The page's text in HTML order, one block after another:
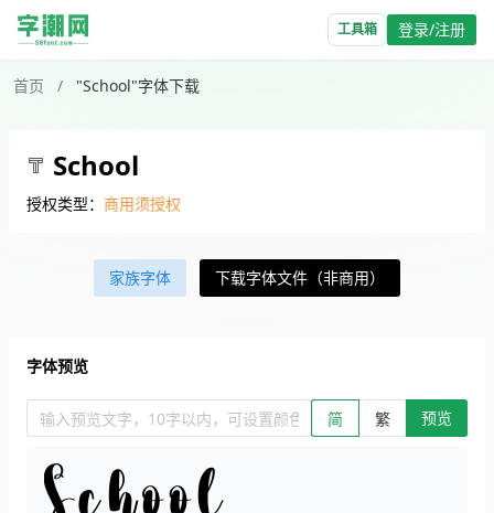
工具箱 登录/注册
首页 / "School"字体下载
School
授权类型： 商用须授权
家族字体 下载字体文件（非商用）
字体预览
输入预览文字，10字以内，可设置颜色、大小、简繁。回车查看效
简 繁 预览